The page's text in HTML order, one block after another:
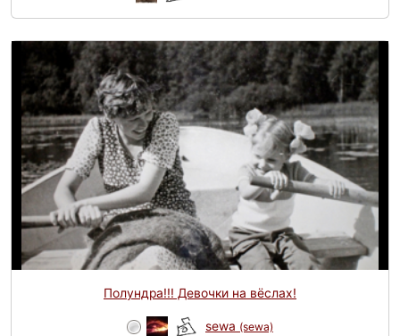
Полундра!!! Девочки на вёслах!
sewa (sewa)